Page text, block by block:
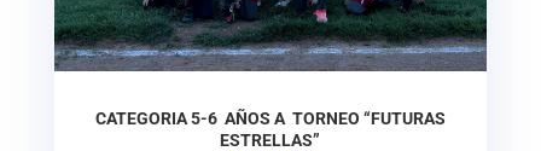
CATEGORIA 5-6 AÑOS A TORNEO “FUTURAS
ESTRELLAS”